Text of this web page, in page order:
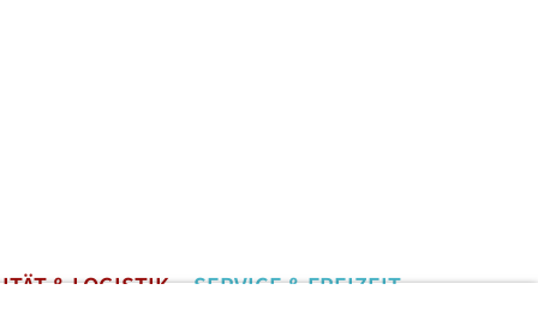
& LOGISTIK SERVICE & FREIZEIT